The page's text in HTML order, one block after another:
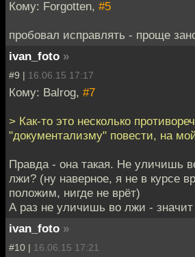
Кому: Forgotten, #5
пробовал исправлять - проще
ivan_foto »
#9 | 16.06.15 17:17
Кому: Balrog, #7
> Как-то это несколько
"документализму" повести, на
Правда - она такая. Не уличишь
лжи? (ну наверное, я не в курсе
положим, нигде не врёт)
А раз не уличишь во лжи - значит
ivan_foto »
#10 | 16.06.15 17:21